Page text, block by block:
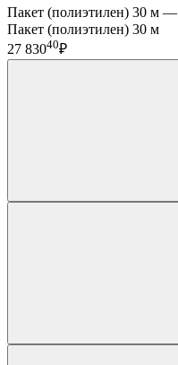
Пакет (полиэтилен) 30 м —
Пакет (полиэтилен) 30 м
27 83040₽